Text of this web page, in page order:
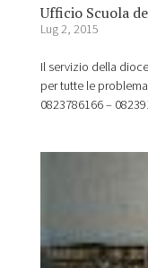
Ufficio Scuola
Lug 2, 2015
Il servizio della
per tutte le
0823786166 –